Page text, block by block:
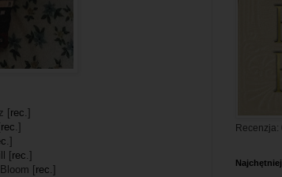
[rec.]
rec.]
.]
[rec.]
[rec.]
Recenzja: